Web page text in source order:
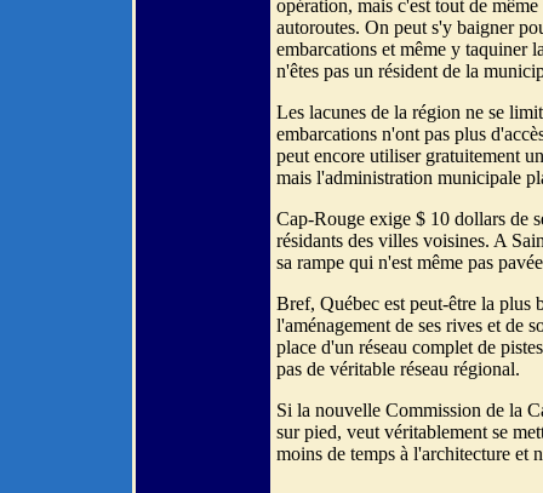
opération, mais c'est tout de
autoroutes. On peut s'y baigner
embarcations et même y taquiner
n'êtes pas un résident de la
Les lacunes de la région ne se
embarcations n'ont pas plus
peut encore utiliser gratuitement
mais l'administration municipale
Cap-Rouge exige $ 10 dollars de
résidants des villes voisines. A
sa rampe qui n'est même pas
Bref, Québec est peut-être la plus
l'aménagement de ses rives et de
place d'un réseau complet de
pas de véritable réseau régional.
Si la nouvelle Commission de la
sur pied, veut véritablement se
moins de temps à l'architecture et